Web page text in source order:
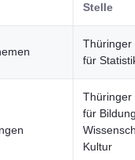
Stelle
Thüringer
für
Thüringer
für Bildung,
Kultur